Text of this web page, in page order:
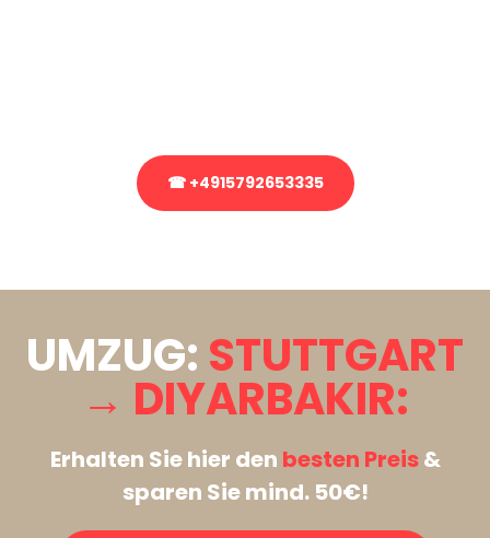
☎ +4915792653335
UMZUG: STUTTGART
→ DIYARBAKIR:
Erhalten Sie hier den besten Preis&
sparen Sie mind. 50€!